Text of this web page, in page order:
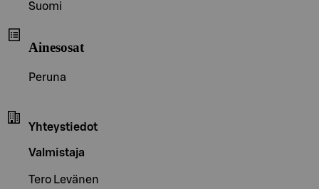
Suomi
Ainesosat
Peruna
Yhteystiedot
Valmistaja
Tero Levänen